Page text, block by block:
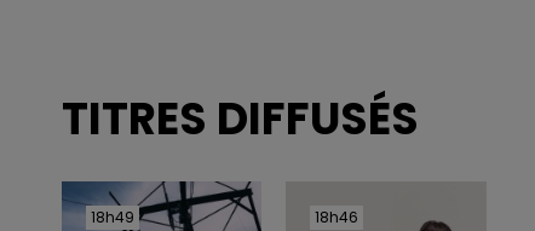
TITRES DIFFUSÉS
18h49
18h49 18h46
18h46